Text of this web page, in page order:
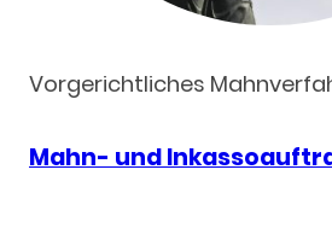
Vorgerichtliches
Mahn- und